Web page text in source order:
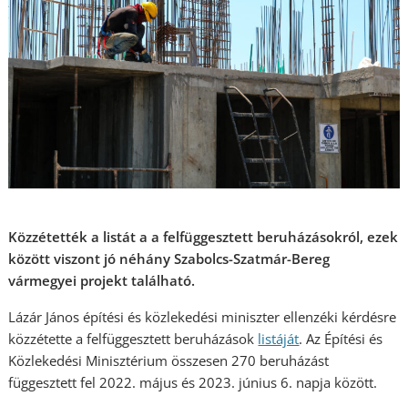
Közzétették a listát a a felfüggesztett beruházásokról, ezek
között viszont jó néhány Szabolcs-Szatmár-Bereg
vármegyei projekt található.
Lázár János építési és közlekedési miniszter ellenzéki kérdésre
közzétette a felfüggesztett beruházások listáját. Az Építési és
Közlekedési Minisztérium összesen 270 beruházást
függesztett fel 2022. május és 2023. június 6. napja között.